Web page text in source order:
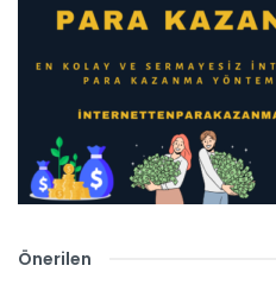
Önerilen